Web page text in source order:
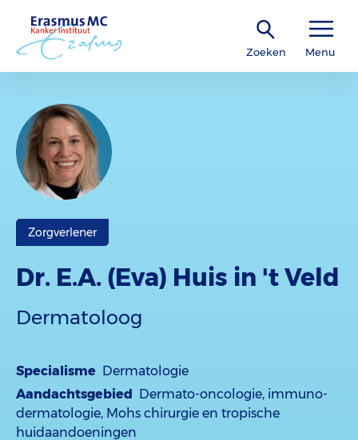
Zoeken Menu
Zorgverlener
Dr. E.A. (Eva) Huis in 't Veld
Dermatoloog
Specialisme Dermatologie
Aandachtsgebied Dermato-oncologie, immuno-
dermatologie, Mohs chirurgie en tropische
huidaandoeningen